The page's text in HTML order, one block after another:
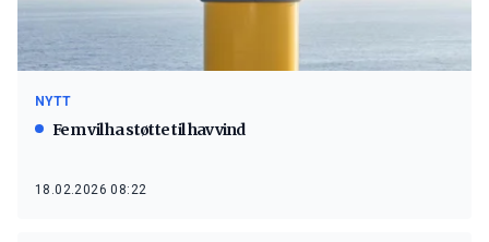
NYTT
Fem vil ha støtte til havvind
18.02.2026 08:22